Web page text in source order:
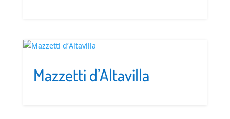
Mazzetti d’Altavilla